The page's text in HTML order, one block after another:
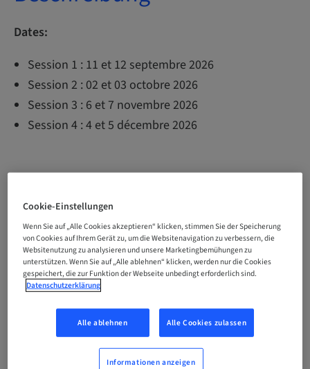
Dates:
Session 1 : 11 et 12 septembre 2026
Session 2 : 02 et 03 octobre 2026
Session 3 : 6 et 7 novembre 2026
Session 4 : 4 et 5 décembre 2026
Perfectionner ses connaissances dans la pose
d’implants par voie crestale. Améliorer sa pratique
pour réaliser des soulevés de sinus.
Public concerné :
Praticiens uniquement ou avec leur assistante
Cookie-Einstellungen
Wenn Sie auf „Alle Cookies akzeptieren“ klicken, stimmen Sie der Speicherung
von Cookies auf Ihrem Gerät zu, um die Websitenavigation zu verbessern, die
Websitenutzung zu analysieren und unsere Marketingbemühungen zu
unterstützen. Wenn Sie auf „Alle ablehnen“ klicken, werden nur die Cookies
gespeichert, die zur Funktion der Webseite unbedingt erforderlich sind.
Datenschutzerklärung
Alle ablehnen Alle Cookies zulassen
Informationen anzeigen